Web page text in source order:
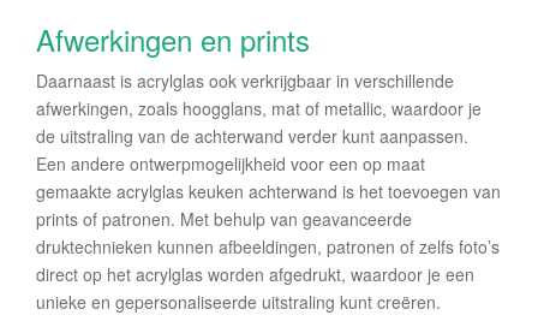
Afwerkingen en prints
Daarnaast is acrylglas ook verkrijgbaar in verschillende
afwerkingen, zoals hoogglans, mat of metallic, waardoor je
de uitstraling van de achterwand verder kunt aanpassen.
Een andere ontwerpmogelijkheid voor een op maat
gemaakte acrylglas keuken achterwand is het toevoegen van
prints of patronen. Met behulp van geavanceerde
druktechnieken kunnen afbeeldingen, patronen of zelfs foto’s
direct op het acrylglas worden afgedrukt, waardoor je een
unieke en gepersonaliseerde uitstraling kunt creëren.